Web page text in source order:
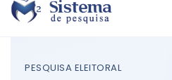
PESQUISA ELEITORAL